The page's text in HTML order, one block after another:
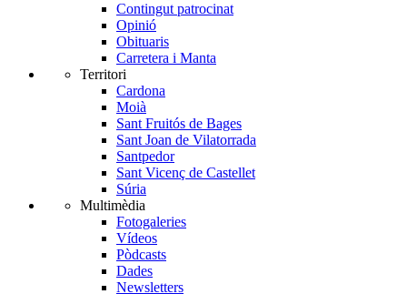
Contingut patrocinat
Opinió
Obituaris
Carretera i Manta
Territori
Cardona
Moià
Sant Fruitós de Bages
Sant Joan de Vilatorrada
Santpedor
Sant Vicenç de Castellet
Súria
Multimèdia
Fotogaleries
Vídeos
Pòdcasts
Dades
Newsletters